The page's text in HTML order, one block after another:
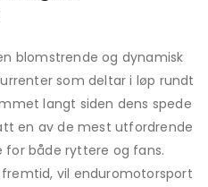
blomstrende og dynamisk
som deltar i løp rundt
langt siden dens spede
en av de mest utfordrende
for både ryttere og fans.
vil enduromotorsport